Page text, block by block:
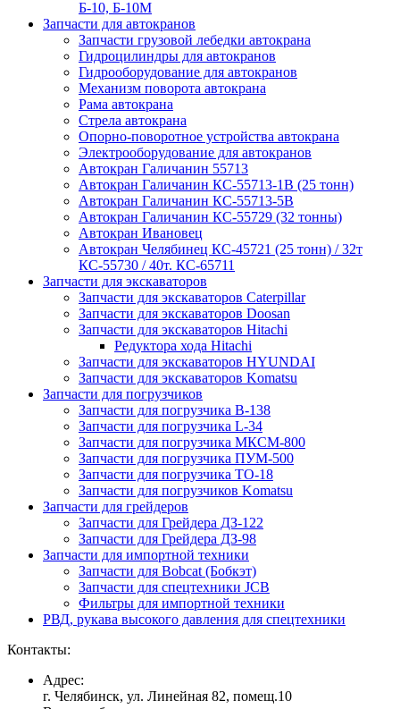
Б-10, Б-10М
Запчасти для автокранов
Запчасти грузовой лебедки автокрана
Гидроцилиндры для автокранов
Гидрооборудование для автокранов
Механизм поворота автокрана
Рама автокрана
Стрела автокрана
Опорно-поворотное устройства автокрана
Электрооборудование для автокранов
Автокран Галичанин 55713
Автокран Галичанин КС-55713-1В (25 тонн)
Автокран Галичанин КС-55713-5В
Автокран Галичанин КС-55729 (32 тонны)
Автокран Ивановец
Автокран Челябинец КС-45721 (25 тонн) / 32т
КС-55730 / 40т. КС-65711
Запчасти для экскаваторов
Запчасти для экскаваторов Caterpillar
Запчасти для экскаваторов Doosan
Запчасти для экскаваторов Hitachi
Редуктора хода Hitachi
Запчасти для экскаваторов HYUNDAI
Запчасти для экскаваторов Komatsu
Запчасти для погрузчиков
Запчасти для погрузчика B-138
Запчасти для погрузчика L-34
Запчасти для погрузчика МКСМ-800
Запчасти для погрузчика ПУМ-500
Запчасти для погрузчика ТО-18
Запчасти для погрузчиков Komatsu
Запчасти для грейдеров
Запчасти для Грейдера ДЗ-122
Запчасти для Грейдера ДЗ-98
Запчасти для импортной техники
Запчасти для Bobcat (Бобкэт)
Запчасти для спецтехники JCB
Фильтры для импортной техники
РВД, рукава высокого давления для спецтехники
Контакты:
Адрес:
г. Челябинск, ул. Линейная 82, помещ.10